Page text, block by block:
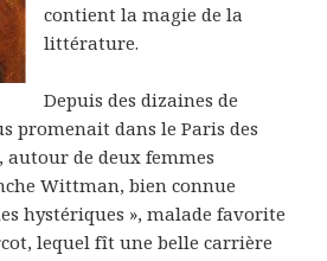
contient la magie de la
littérature.
Depuis des dizaines de
promenait dans le Paris des
autour de deux femmes
Wittman, bien connue
hystériques », malade favorite
lequel fît une belle carrière